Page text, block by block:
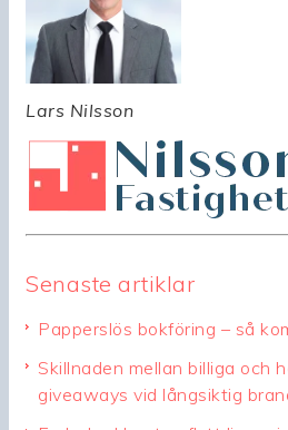
Lars Nilsson
Senaste artiklar
Papperslös bokföring – så
Skillnaden mellan billiga och
giveaways vid långsiktig